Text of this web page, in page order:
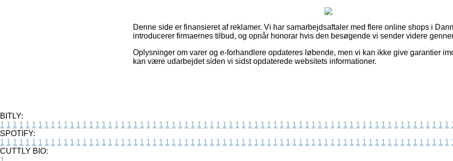
Denne side er finansieret af reklamer. Vi har samarbejdsaftaler med flere online shops i
introducerer firmaernes tilbud, og opnår honorar hvis den besøgende vi sender videre
Oplysninger om varer og e-forhandlere opdateres løbende, men vi kan ikke give garantier
kan være udarbejdet siden vi sidst opdaterede websitets informationer.
BITLY:
1 1 1 1 1 1 1 1 1 1 1 1 1 1 1 1 1 1 1 1 1 1 1 1 1 1 1 1 1 1 1 1 1 1 1 1 1 1 1 1 1 1 1 1 1 1 1 1 1 1 1 1 1 1 1 1 1 1 1 1 1 1 1 1 1 1 1 1 1 1 1
SPOTIFY:
1 1 1 1 1 1 1 1 1 1 1 1 1 1 1 1 1 1 1 1 1 1 1 1 1 1 1 1 1 1 1 1 1 1 1 1 1 1 1 1 1 1 1 1 1 1 1 1 1 1 1 1 1 1 1 1 1 1 1 1 1 1 1 1 1 1 1 1 1 1 1
CUTTLY BIO: